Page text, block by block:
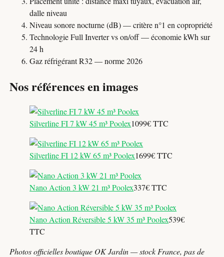
dalle niveau
Niveau sonore nocturne (dB) — critère n°1 en copropriété
Technologie Full Inverter vs on/off — économie kWh sur
24 h
Gaz réfrigérant R32 — norme 2026
Nos références en images
Silverline FI 7 kW 45 m³ Poolex1099€ TTC
Silverline FI 12 kW 65 m³ Poolex1699€ TTC
Nano Action 3 kW 21 m³ Poolex337€ TTC
Nano Action Réversible 5 kW 35 m³ Poolex539€
TTC
Photos officielles boutique OK Jardin — stock France, pas de